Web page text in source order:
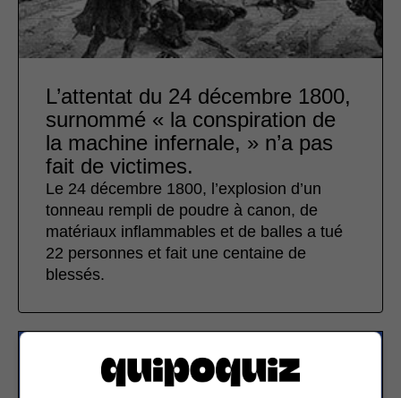
L’attentat du 24 décembre 1800,
surnommé « la conspiration de
la machine infernale, » n’a pas
fait de victimes.
Le 24 décembre 1800, l’explosion d’un
tonneau rempli de poudre à canon, de
matériaux inflammables et de balles a tué
22 personnes et fait une centaine de
blessés.
S’inscrire à la newsletter